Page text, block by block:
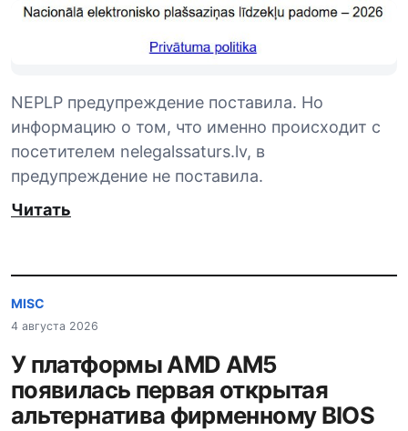
NEPLP предупреждение поставила. Но
информацию о том, что именно происходит с
посетителем nelegalssaturs.lv, в
предупреждение не поставила.
Читать
MISC
4 августа 2026
У платформы AMD AM5
появилась первая открытая
альтернатива фирменному BIOS